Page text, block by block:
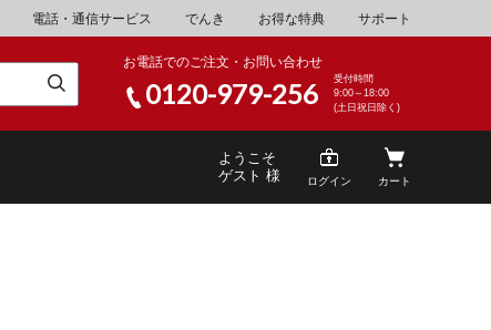
電話・通信サービス でんき お得な特典 サポート
お電話でのご注文・お問い合わせ
0120-979-256
受付時間
9:00～18:00
(土日祝日除く)
ようこそ
ゲスト 様
ログイン カート